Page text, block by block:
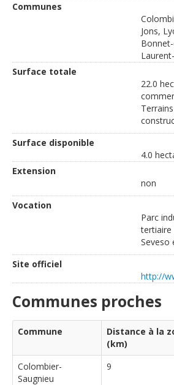
Communes
Jons,
Surface totale
22.0
Surface disponible
4.0
Extension
non
Vocation
Parc
tertiaire
Seveso
Site officiel
http://
Communes proches
Commune
Distance à la
(km)
Colombier-
Saugnieu
9